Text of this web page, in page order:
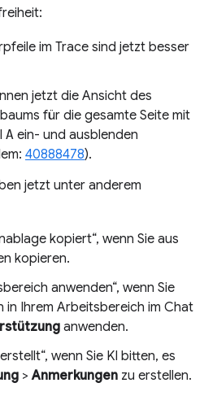
im Trace sind jetzt besser
jetzt die Ansicht des
für die gesamte Seite mit
A ein- und ausblenden
40888478).
jetzt unter anderem
kopiert“, wenn Sie aus
kopieren.
anwenden“, wenn Sie
in Ihrem Arbeitsbereich im Chat
anwenden.
wenn Sie KI bitten, es
>Anmerkungen zu erstellen.